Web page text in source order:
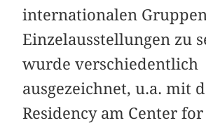
internationalen
Einzelausstellungen zu
wurde verschiedentlich
ausgezeichnet, u.a. mit
Residency am Center